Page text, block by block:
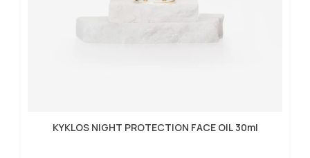
KYKLOS NIGHT PROTECTION FACE OIL 30ml